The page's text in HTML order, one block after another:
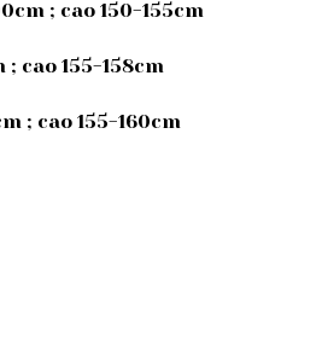
; cao 150-155cm
cao 155-158cm
; cao 155-160cm